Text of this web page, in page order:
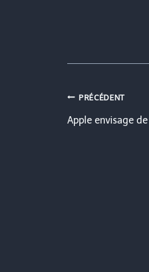
PRÉCÉDENT
Apple envisage